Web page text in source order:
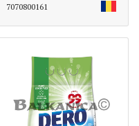
7070800161